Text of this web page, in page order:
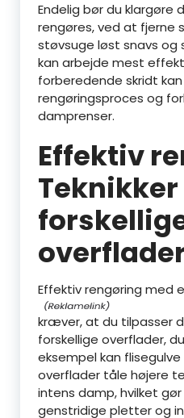
Endelig bør du klargøre
rengøres, ved at fjerne
støvsuge løst snavs og
kan arbejde mest
forberedende skridt
rengøringsproces og
damprenser.
Effektiv
Effektiv rengøring med
kræver, at du tilpasser
forskellige overflader,
eksempel kan
overflader tåle højere
intens damp, hvilket
genstridige pletter og